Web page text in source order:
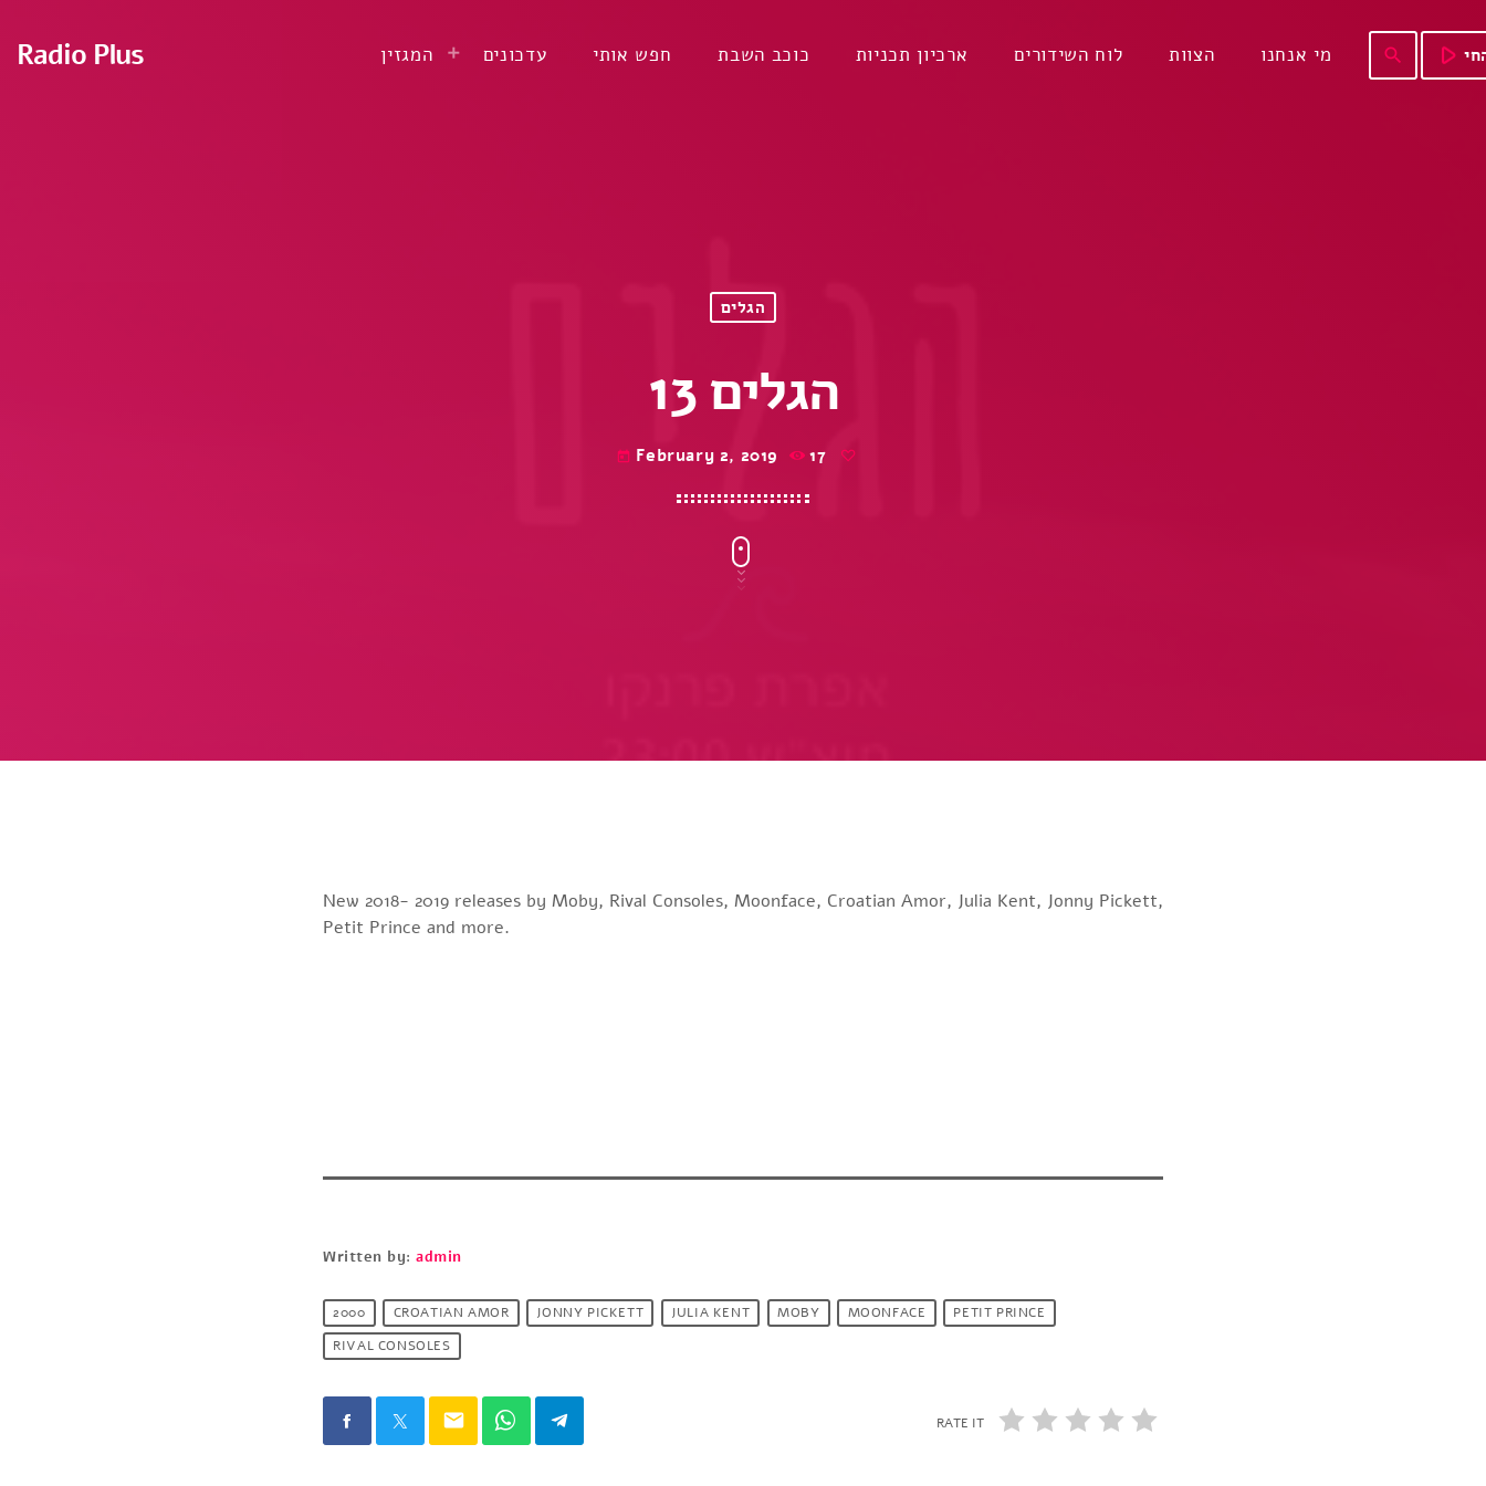
Radio Plus המגזין עדכונים חפש אותי כוכב השבת ארכיון תכניות לוח השידורים הצוות מי אנחנו search play_arrow
הגלים
הגלים 13
today February 2, 2019 17
New 2018- 2019 releases by Moby, Rival Consoles, Moonface, Croatian Amor, Julia Kent, Jonny Pickett,
Petit Prince and more.
Written by:admin
2000 CROATIAN AMOR JONNY PICKETT JULIA KENT MOBY MOONFACE
PETIT PRINCE
RIVAL CONSOLES
email RATE IT